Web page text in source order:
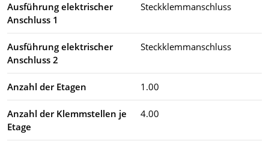
Ausführung elektrischer
Anschluss 1
Steckklemmanschluss
Ausführung elektrischer
Anschluss 2
Steckklemmanschluss
Anzahl der Etagen 1.00
Anzahl der Klemmstellen je
Etage
4.00